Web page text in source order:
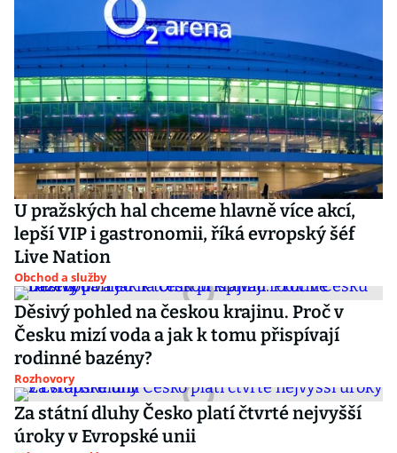
U pražských hal chceme hlavně více akcí,
lepší VIP i gastronomii, říká evropský šéf
Live Nation
Obchod a služby
Děsivý pohled na českou krajinu. Proč v
Česku mizí voda a jak k tomu přispívají
rodinné bazény?
Rozhovory
Za státní dluhy Česko platí čtvrté nejvyšší
úroky v Evropské unii